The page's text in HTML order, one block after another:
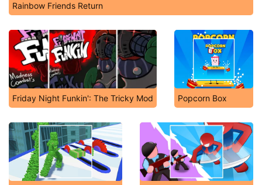
Rainbow Friends Return
Friday Night Funkin': The Tricky Mod Popcorn Box